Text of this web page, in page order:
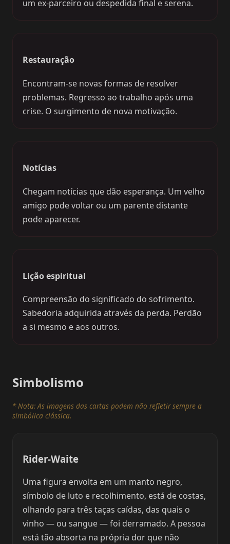
um ex-parceiro ou despedida final e serena.
Restauração
Encontram-se novas formas de resolver
problemas. Regresso ao trabalho após uma
crise. O surgimento de nova motivação.
Notícias
Chegam notícias que dão esperança. Um velho
amigo pode voltar ou um parente distante
pode aparecer.
Lição espiritual
Compreensão do significado do sofrimento.
Sabedoria adquirida através da perda. Perdão
a si mesmo e aos outros.
Simbolismo
* Nota: As imagens das cartas podem não refletir sempre a
simbólica clássica.
Rider-Waite
Uma figura envolta em um manto negro,
símbolo de luto e recolhimento, está de costas,
olhando para três taças caídas, das quais o
vinho — ou sangue — foi derramado. A pessoa
está tão absorta na própria dor que não